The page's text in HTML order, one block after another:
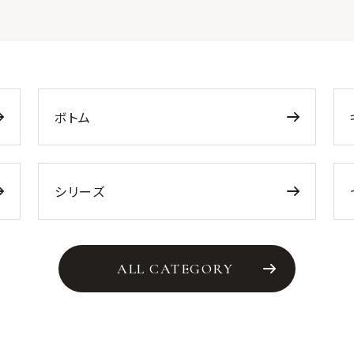
ボトム
シリーズ
ALL CATEGORY